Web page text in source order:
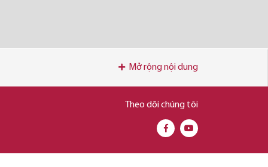
Mở rộng nội dung
Theo dõi chúng tôi